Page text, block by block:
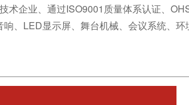
术企业、通过ISO9001质量体系认证、
、LED显示屏、舞台机械、会议系统、环